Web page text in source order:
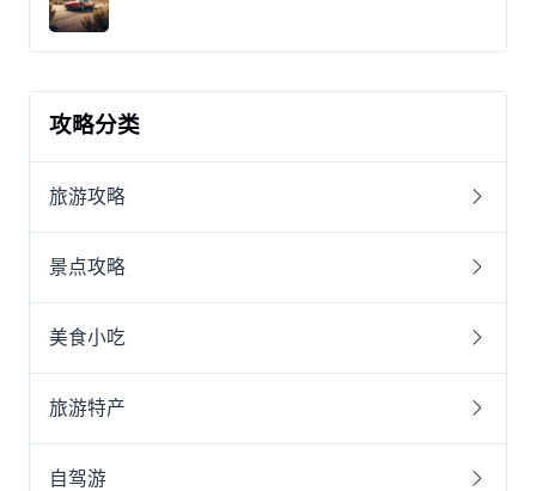
攻略分类
旅游攻略
景点攻略
美食小吃
旅游特产
自驾游